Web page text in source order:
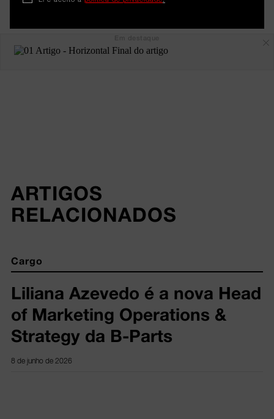
ARTIGOS
RELACIONADOS
Cargo
Liliana Azevedo é a nova Head
of Marketing Operations &
Strategy da B-Parts
8 de junho de 2026